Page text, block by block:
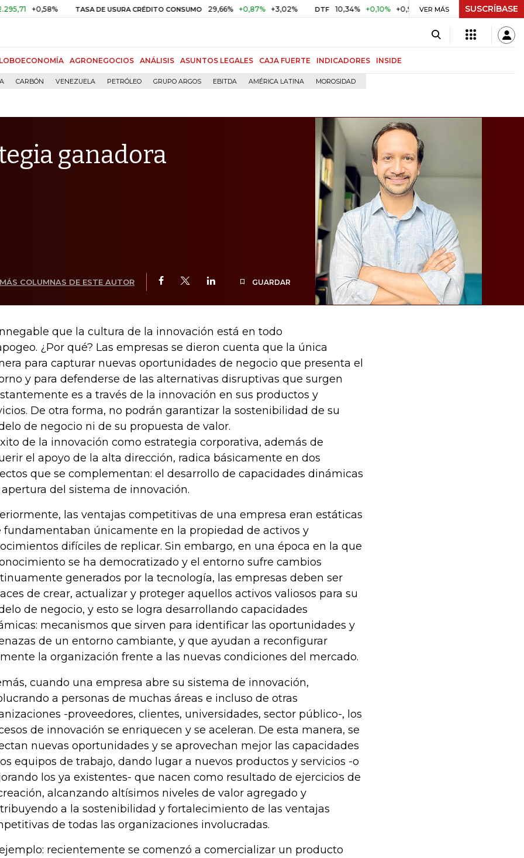
TASA DE USURA CRÉDITO CONSUMO 29,66% +0,87% +3,02% DTF 10,34% +0,10% +0,98% UVR $ 416,86 +$ 0,05 +0,01%
VER MÁS SUSCRÍBASE
AGRONEGOCIOS ANÁLISIS ASUNTOS LEGALES CAJA FUERTE INDICADORES INSIDE
CARBÓN VENEZUELA PETRÓLEO GRUPO ARGOS EBITDA AMÉRICA LATINA MOROSIDAD
ganadora
MÁS COLUMNAS DE ESTE AUTOR GUARDAR
que la cultura de la innovación está en todo
¿Por qué? Las empresas se dieron cuenta que la única
para capturar nuevas oportunidades de negocio que presenta el
y para defenderse de las alternativas disruptivas que surgen
es a través de la innovación en sus productos y
De otra forma, no podrán garantizar la sostenibilidad de su
de negocio ni de su propuesta de valor.
de la innovación como estrategia corporativa, además de
el apoyo de la alta dirección, radica básicamente en dos
que se complementan: el desarrollo de capacidades dinámicas
del sistema de innovación.
las ventajas competitivas de una empresa eran estáticas
fundamentaban únicamente en la propiedad de activos y
difíciles de replicar. Sin embargo, en una época en la que
se ha democratizado y el entorno sufre cambios
generados por la tecnología, las empresas deben ser
de crear, actualizar y proteger aquellos activos valiosos para su
de negocio, y esto se logra desarrollando capacidades
mecanismos que sirven para identificar las oportunidades y
de un entorno cambiante, y que ayudan a reconfigurar
la organización frente a las nuevas condiciones del mercado.
cuando una empresa abre su sistema de innovación,
a personas de muchas áreas e incluso de otras
-proveedores, clientes, universidades, sector público-, los
de innovación se enriquecen y se aceleran. De esta manera, se
nuevas oportunidades y se aprovechan mejor las capacidades
equipos de trabajo, dando lugar a nuevos productos y servicios -o
los ya existentes- que nacen como resultado de ejercicios de
alcanzando altísimos niveles de valor agregado y
a la sostenibilidad y fortalecimiento de las ventajas
de todas las organizaciones involucradas.
recientemente se comenzó a comercializar un producto